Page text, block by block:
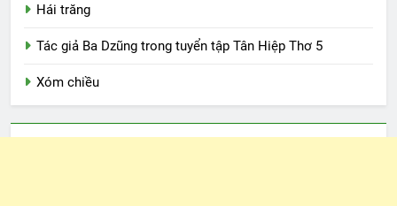
Hái trăng
Tác giả Ba Dzũng trong tuyển tập Tân Hiệp Thơ 5
Xóm chiều